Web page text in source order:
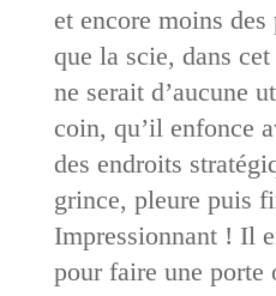
et encore moins des
que la scie, dans
ne serait d’aucune
coin, qu’il enfonce
des endroits
grince, pleure puis
Impressionnant ! Il
pour faire une porte